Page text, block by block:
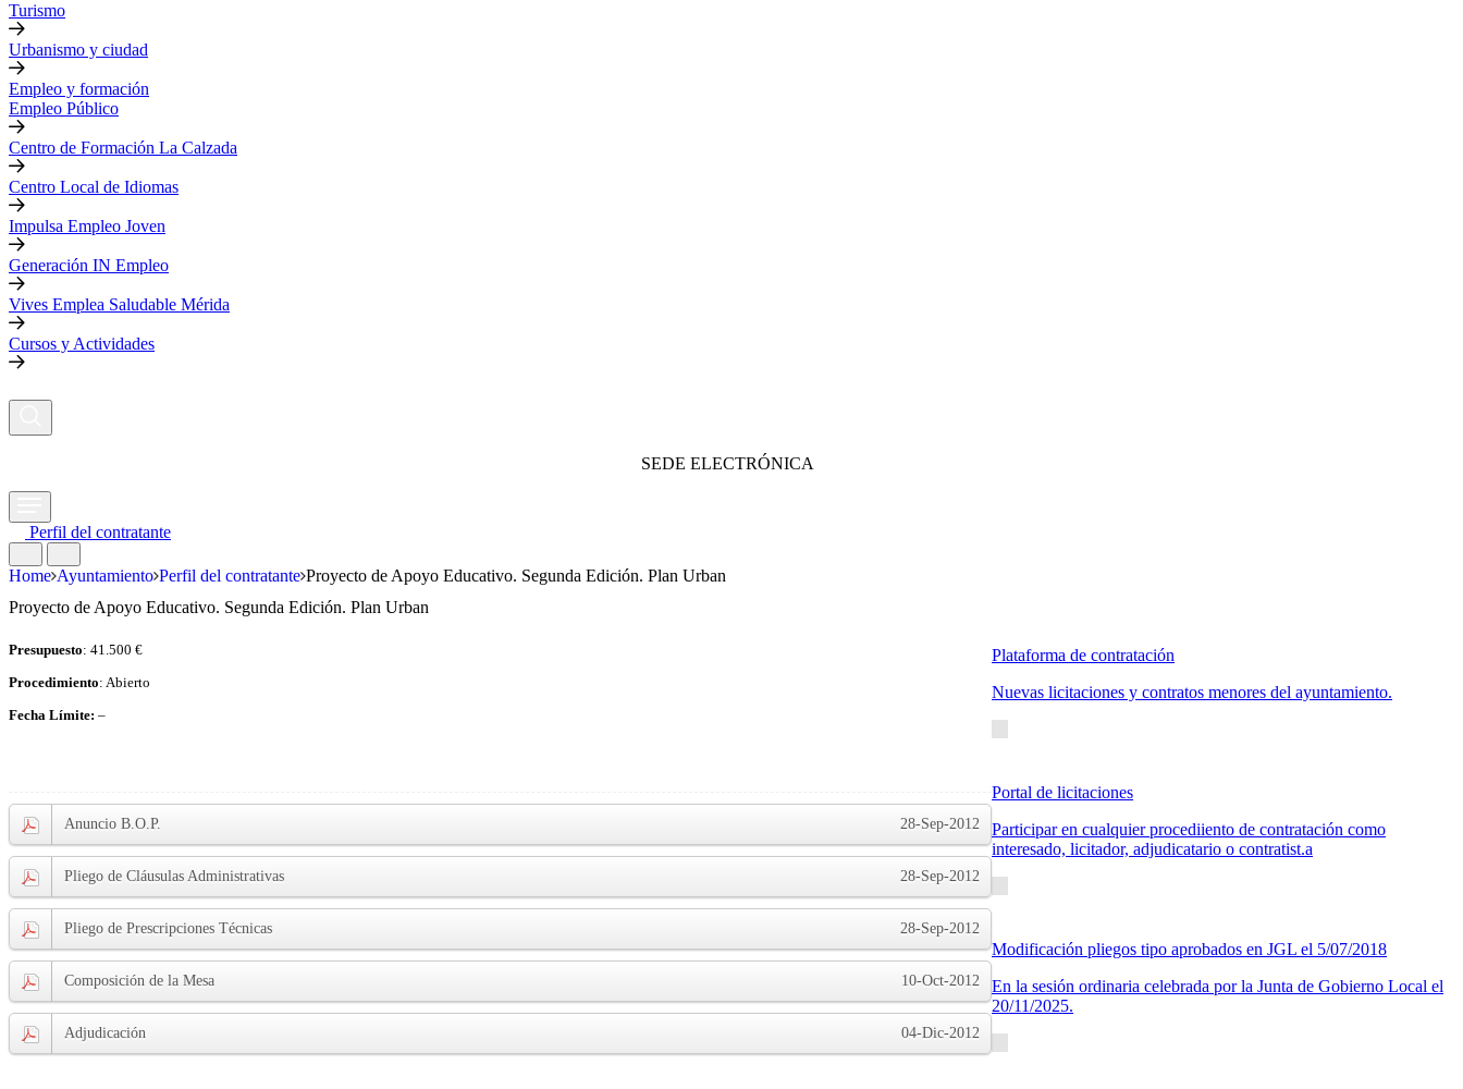
Turismo
Urbanismo y ciudad
Empleo y formación
Empleo Público
Centro de Formación La Calzada
Centro Local de Idiomas
Impulsa Empleo Joven
Generación IN Empleo
Vives Emplea Saludable Mérida
Cursos y Actividades
SEDE ELECTRÓNICA
Perfil del contratante
Home Ayuntamiento Perfil del contratante Proyecto de Apoyo Educativo. Segunda Edición. Plan Urban
Proyecto de Apoyo Educativo. Segunda Edición. Plan Urban
Presupuesto: 41.500 €
Procedimiento: Abierto
Fecha Límite: –
28-Sep-2012
Anuncio B.O.P.
28-Sep-2012
Pliego de Cláusulas Administrativas
28-Sep-2012
Pliego de Prescripciones Técnicas
10-Oct-2012
Composición de la Mesa
04-Dic-2012
Adjudicación
Plataforma de contratación
Nuevas licitaciones y contratos menores del ayuntamiento.
Portal de licitaciones
Participar en cualquier procediiento de contratación como
interesado, licitador, adjudicatario o contratist.a
Modificación pliegos tipo aprobados en JGL el 5/07/2018
En la sesión ordinaria celebrada por la Junta de Gobierno Local el
20/11/2025.